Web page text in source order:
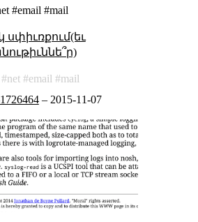
#email #mail
սփիւռքում(եւ
net email
mail
– 2015-11-07